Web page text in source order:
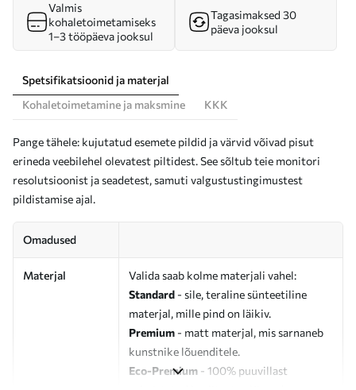
Valmis
kohaletoimetamiseks
1–3 tööpäeva jooksul
Tagasimaksed 30
päeva jooksul
Spetsifikatsioonid ja materjal
Kohaletoimetamine ja maksmine
KKK
Pange tähele: kujutatud esemete pildid ja värvid võivad pisut
erineda veebilehel olevatest piltidest. See sõltub teie monitori
resolutsioonist ja seadetest, samuti valgustustingimustest
pildistamise ajal.
Omadused
Materjal
Valida saab kolme materjali vahel:
Standard - sile, teraline sünteetiline
materjal, mille pind on läikiv.
Premium - matt materjal, mis sarnaneb
kunstnike lõuenditele.
Eco-Premium - 100% puuvillast